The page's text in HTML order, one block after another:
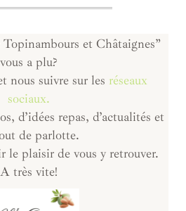
et Châtaignes”
vous a plu?
nous suivre sur les réseaux
sociaux.
d’idées repas, d’actualités et
de parlotte.
le plaisir de vous y retrouver.
A très vite!